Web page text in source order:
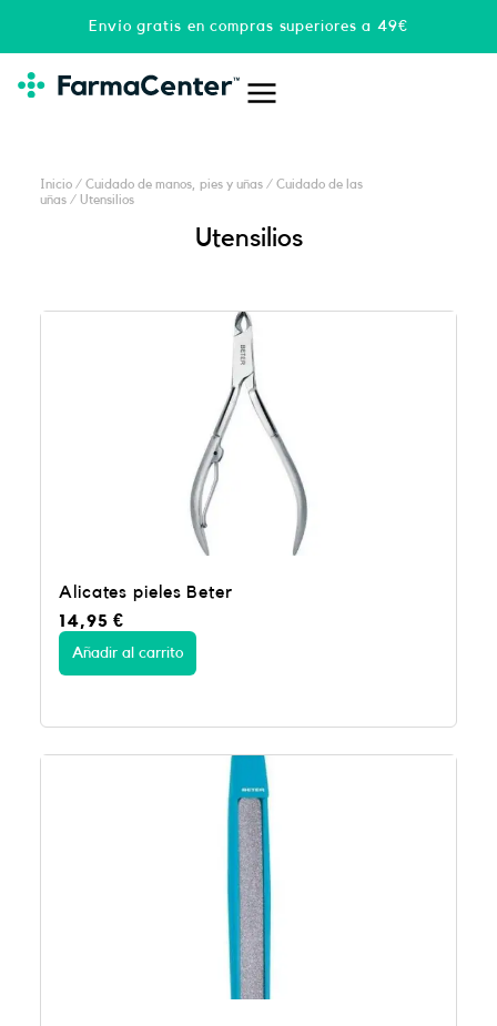
Envío gratis en compras superiores a 49€
Inicio / Cuidado de manos, pies y uñas / Cuidado de las
uñas / Utensilios
Utensilios
Alicates pieles Beter
14,95€
Añadir al carrito